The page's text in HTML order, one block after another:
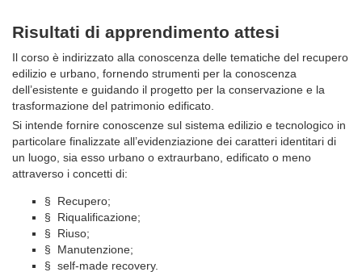
Risultati di apprendimento attesi
Il corso è indirizzato alla conoscenza delle tematiche del recupero
edilizio e urbano, fornendo strumenti per la conoscenza
dell’esistente e guidando il progetto per la conservazione e la
trasformazione del patrimonio edificato.
Si intende fornire conoscenze sul sistema edilizio e tecnologico in
particolare finalizzate all’evidenziazione dei caratteri identitari di
un luogo, sia esso urbano o extraurbano, edificato o meno
attraverso i concetti di:
§ Recupero;
§ Riqualificazione;
§ Riuso;
§ Manutenzione;
§ self-made recovery.